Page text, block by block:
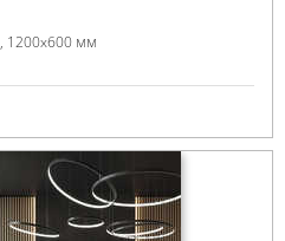
1200x600 мм